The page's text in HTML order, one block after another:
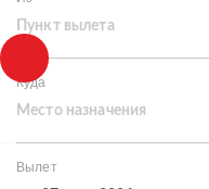
Пункт вылета
Куда
Место назначения
Вылет